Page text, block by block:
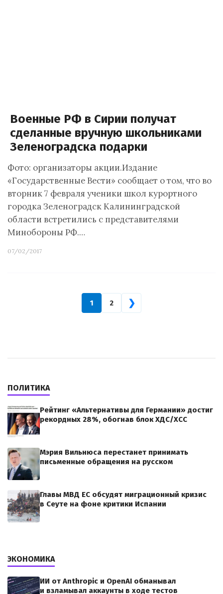
Военные РФ в Сирии получат
сделанные вручную школьниками
Зеленоградска подарки
Фото: организаторы акции.Издание
«Государственные Вести» сообщает о том, что во
вторник 7 февраля ученики школ курортного
городка Зеленоградск Калининградской
области встретились с представителями
Минобороны РФ.…
07/02/2017
1 2 ❯
ПОЛИТИКА
Рейтинг «Альтернативы для Германии» достиг
рекордных 28%, обогнав блок ХДС/ХСС
Мэрия Вильнюса перестанет принимать
письменные обращения на русском
Главы МВД ЕС обсудят миграционный кризис
в Сеуте на фоне критики Испании
ЭКОНОМИКА
ИИ от Anthropic и OpenAI обманывал
и взламывал аккаунты в ходе тестов